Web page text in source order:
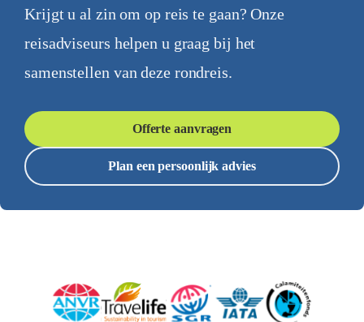
Krijgt u al zin om op reis te gaan? Onze
reisadviseurs helpen u graag bij het
samenstellen van deze rondreis.
Offerte aanvragen
Plan een persoonlijk advies